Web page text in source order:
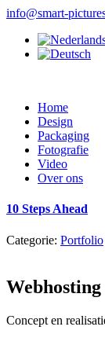
info@smart-
Home
Design
Packaging
Fotografie
Video
Over ons
10 Steps Ahead
Categorie: Portfolio
Webhosting
Concept en